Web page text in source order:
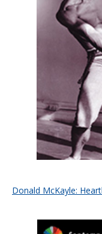
Donald McKayle: